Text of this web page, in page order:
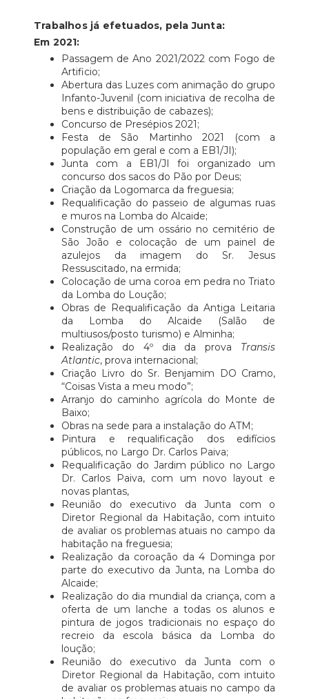
Trabalhos já efetuados, pela Junta:
Em 2021:
Passagem de Ano 2021/2022 com Fogo de
Artificio;
Abertura das Luzes com animação do grupo
Infanto-Juvenil (com iniciativa de recolha de
bens e distribuição de cabazes);
Concurso de Presépios 2021;
Festa de São Martinho 2021 (com a
população em geral e com a EB1/JI);
Junta com a EB1/JI foi organizado um
concurso dos sacos do Pão por Deus;
Criação da Logomarca da freguesia;
Requalificação do passeio de algumas ruas
e muros na Lomba do Alcaide;
Construção de um ossário no cemitério de
São João e colocação de um painel de
azulejos da imagem do Sr. Jesus
Ressuscitado, na ermida;
Colocação de uma coroa em pedra no Triato
da Lomba do Loução;
Obras de Requalificação da Antiga Leitaria
da Lomba do Alcaide (Salão de
multiusos/posto turismo) e Alminha;
Realização do 4º dia da prova Transis
Atlantic, prova internacional;
Criação Livro do Sr. Benjamim DO Cramo,
“Coisas Vista a meu modo”;
Arranjo do caminho agrícola do Monte de
Baixo;
Obras na sede para a instalação do ATM;
Pintura e requalificação dos edifícios
públicos, no Largo Dr. Carlos Paiva;
Requalificação do Jardim público no Largo
Dr. Carlos Paiva, com um novo layout e
novas plantas,
Reunião do executivo da Junta com o
Diretor Regional da Habitação, com intuito
de avaliar os problemas atuais no campo da
habitação na freguesia;
Realização da coroação da 4 Dominga por
parte do executivo da Junta, na Lomba do
Alcaide;
Realização do dia mundial da criança, com a
oferta de um lanche a todas os alunos e
pintura de jogos tradicionais no espaço do
recreio da escola básica da Lomba do
loução;
Reunião do executivo da Junta com o
Diretor Regional da Habitação, com intuito
de avaliar os problemas atuais no campo da